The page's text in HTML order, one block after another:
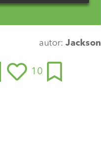
autor: Jackson
10